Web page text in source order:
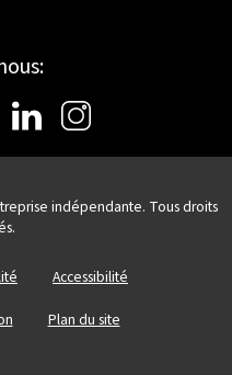
indépendante. Tous droits
Accessibilité
Plan du site